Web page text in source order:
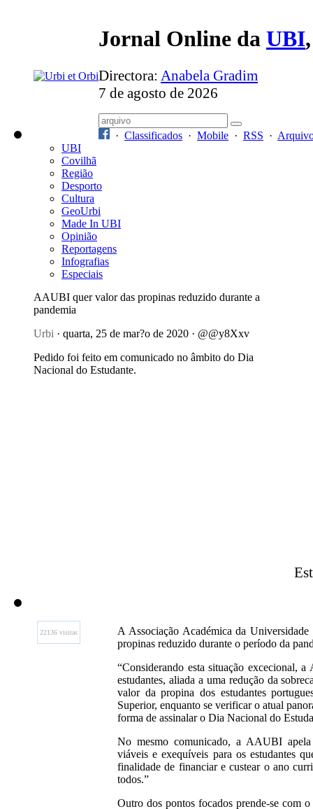
Jornal Online da UBI
Directora: Anabela Gradim
7 de agosto de 2026
· Classificados · Mobile · RSS ·
UBI
Covilhã
Região
Desporto
Cultura
GeoUrbi
Made In UBI
Opinião
Reportagens
Infografias
Especiais
AAUBI quer valor das propinas reduzido durante a
pandemia
Urbi · quarta, 25 de mar?o de 2020 · @@y8Xxv
Pedido foi feito em comunicado no âmbito do Dia
Nacional do Estudante.
22136 visitas
A Associação Académica da
propinas reduzido durante o período da
“Considerando esta situação excecional,
estudantes, aliada a uma redução da
valor da propina dos estudantes
Superior, enquanto se verificar o atual
forma de assinalar o Dia Nacional do
No mesmo comunicado, a AAUBI apela
viáveis e exequíveis para os estudantes
finalidade de financiar e custear o ano
todos.”
Outro dos pontos focados prende-se com